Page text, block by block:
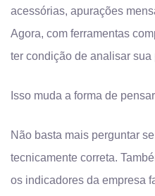
acessórias, apurações
Agora, com ferramentas
ter condição de analisar
Isso muda a forma de
Não basta mais perguntar
tecnicamente correta.
os indicadores da empresa